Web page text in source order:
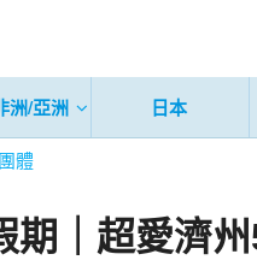
洲/亞洲 日本
團體
期｜超愛濟